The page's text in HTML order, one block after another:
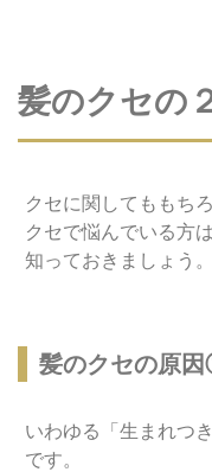
髪のクセの
クセに関してももち
クセで悩んでいる方
知っておきましょう。
髪のクセの原
いわゆる「生まれつ
です。